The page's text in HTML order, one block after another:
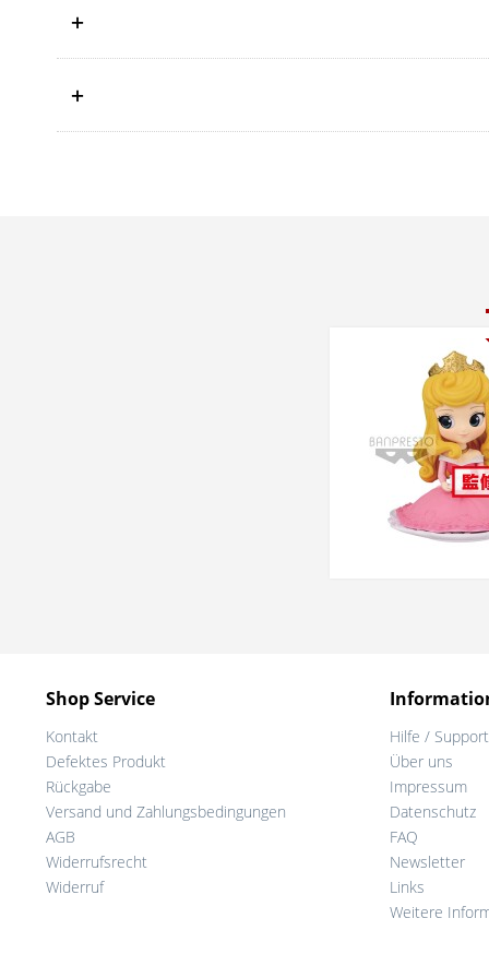
Shop Service
Kontakt
Defektes Produkt
Rückgabe
Versand und Zahlungsbedingungen
AGB
Widerrufsrecht
Widerruf
Hilfe / Support
Über uns
Impressum
Datenschutz
FAQ
Newsletter
Links
Weitere